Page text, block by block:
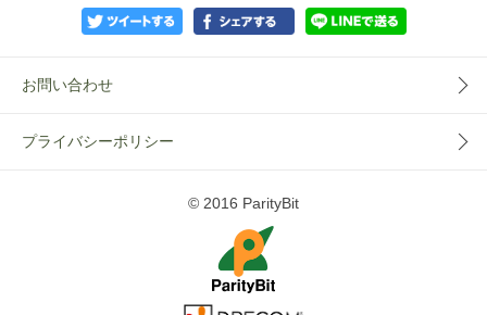
お問い合わせ
プライバシーポリシー
© 2016 ParityBit